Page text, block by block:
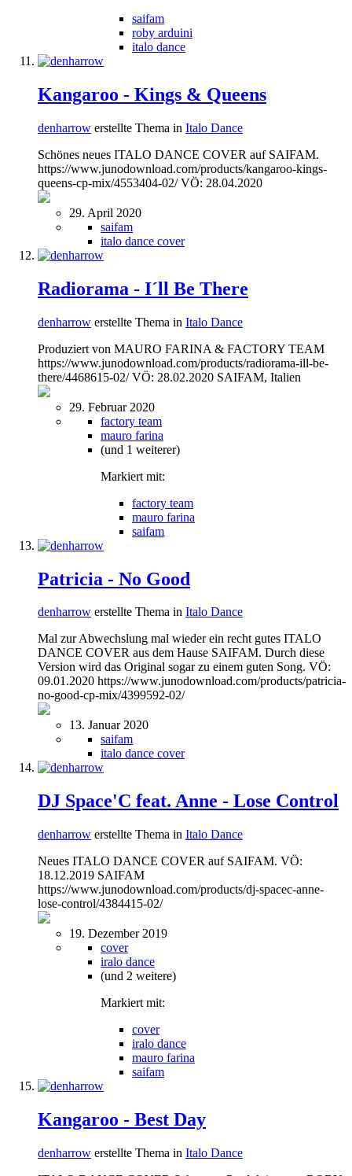
saifam
roby arduini
italo dance
Kangaroo - Kings & Queens
denharrow erstellte Thema in Italo Dance
Schönes neues ITALO DANCE COVER auf SAIFAM.
https://www.junodownload.com/products/kangaroo-kings-
queens-cp-mix/4553404-02/ VÖ: 28.04.2020
29. April 2020
saifam
italo dance cover
Radiorama - I´ll Be There
denharrow erstellte Thema in Italo Dance
Produziert von MAURO FARINA & FACTORY TEAM
https://www.junodownload.com/products/radiorama-ill-be-
there/4468615-02/ VÖ: 28.02.2020 SAIFAM, Italien
29. Februar 2020
factory team
mauro farina
(und 1 weiterer)
Markiert mit:
factory team
mauro farina
saifam
Patricia - No Good
denharrow erstellte Thema in Italo Dance
Mal zur Abwechslung mal wieder ein recht gutes ITALO
DANCE COVER aus dem Hause SAIFAM. Durch diese
Version wird das Original sogar zu einem guten Song. VÖ:
09.01.2020 https://www.junodownload.com/products/patricia-
no-good-cp-mix/4399592-02/
13. Januar 2020
saifam
italo dance cover
DJ Space'C feat. Anne - Lose Control
denharrow erstellte Thema in Italo Dance
Neues ITALO DANCE COVER auf SAIFAM. VÖ:
18.12.2019 SAIFAM
https://www.junodownload.com/products/dj-spacec-anne-
lose-control/4384415-02/
19. Dezember 2019
cover
iralo dance
(und 2 weitere)
Markiert mit:
cover
iralo dance
mauro farina
saifam
Kangaroo - Best Day
denharrow erstellte Thema in Italo Dance